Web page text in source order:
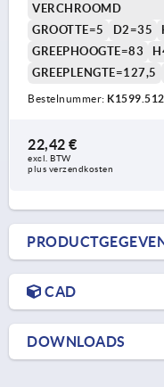
VERCHROOMD
GROOTTE=5
D2=35
GREEPHOOGTE=83
GREEPLENGTE=127,5
Bestelnummer:
22,42 €
excl. BTW
plus verzendkosten
CAD
DOWNLOADS